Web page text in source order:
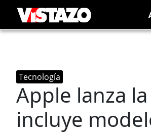
Tecnología
Apple lanza
incluye